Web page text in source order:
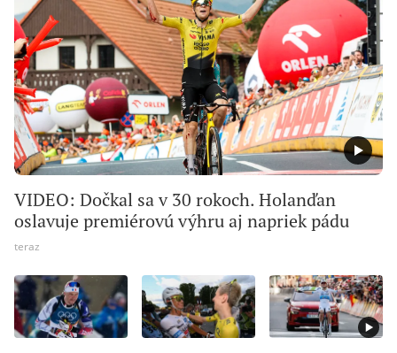
VIDEO: Dočkal sa v 30 rokoch. Holanďan
oslavuje premiérovú výhru aj napriek pádu
teraz